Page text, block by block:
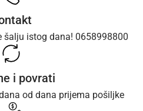
šalju istog dana! 0658998800
i povrati
od dana prijema pošiljke